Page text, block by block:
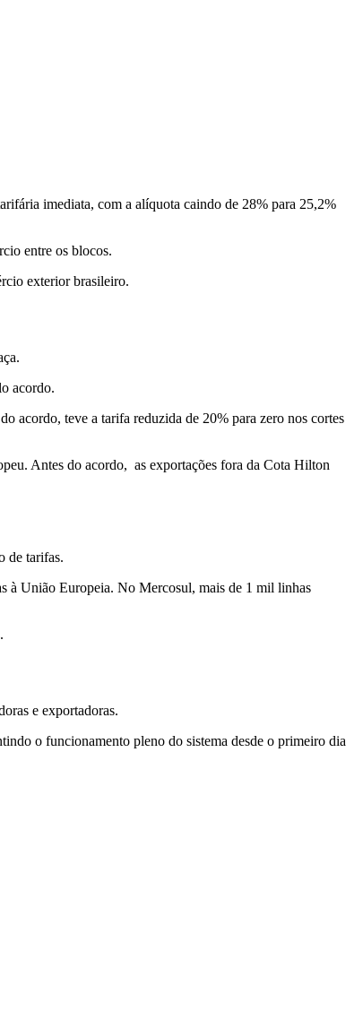
imediata, com a alíquota caindo de 28% para 25,2%
entre os blocos.
exterior brasileiro.
acordo.
acordo, teve a tarifa reduzida de 20% para zero nos cortes
Antes do acordo, as exportações fora da Cota Hilton
de tarifas.
à União Europeia. No Mercosul, mais de 1 mil linhas
e exportadoras.
o funcionamento pleno do sistema desde o primeiro dia